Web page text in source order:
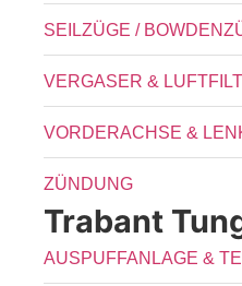
SEILZÜGE /
VERGASER &
VORDERACHSE &
ZÜNDUNG
Trabant
AUSPUFFANLAGE &